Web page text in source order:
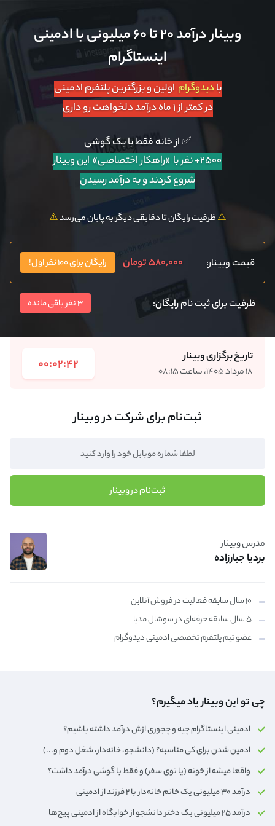
وبینار درآمد ۲۰ تا ۶۰ میلیونی با ادمینی
اینستاگرام
بادیدوگرام اولین و بزرگترین پلتفرم ادمینی
در کمتر از ۱ ماه درآمد دلخواهت رو داری
✅ از خانه فقط با یک گوشی
۲۵۰۰+ نفر با «راهکار اختصاصی»
این وبینار
شروع کردند و به درآمد رسیدن
⚠️ظرفیت رایگان تا دقایقی دیگر به پایان می‌رسد⚠️
قیمت وبینار: ۵۸۰,۰۰۰ تومان رایگان برای ۱۰۰ نفر اول!
ظرفیت برای ثبت نامرایگان: 3 نفر باقی مانده
تاریخ برگزاری وبینار
۱۸ مرداد ۱۴۰۵، ساعت ۰۸:۱۵ 00:02:42
ثبت‌نام برای شرکت در وبینار
ثبت‌نام در وبینار
مدرس وبینار
بردیا جبارزاده
۱۰ سال سابقه فعالیت در فروش آنلاین
۵ سال سابقه حرفه‌ای در سوشال مدیا
عضو تیم پلتفرم تخصصی ادمینی دیدوگرام
چی تو این وبینار یاد میگیرم؟
ادمینی اینستاگرام چیه و چجوری ازش درآمد داشته باشیم؟
ادمین شدن برای کی مناسبه؟ (دانشجو، خانه‌دار،‌ شغل دوم و...)
واقعا میشه از خونه (یا توی سفر) و فقط با گوشی درآمد داشت؟
درآمد ۳۰ میلیونی یک خانم خانه‌دار با ۲ فرزند از ادمینی
درآمد ۲۵ میلیونی یک دختر دانشجو از خوابگاه از ادمینی پیج‌ها